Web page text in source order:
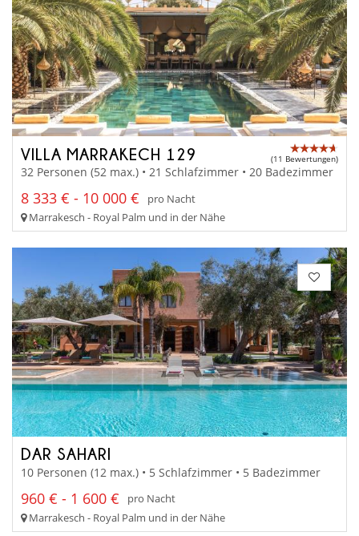
VILLA MARRAKECH 129 (11 Bewertungen)
32 Personen (52 max.) • 21 Schlafzimmer • 20 Badezimmer
8 333 € - 10 000 €
pro Nacht
Marrakesch - Royal Palm und in der Nähe
DAR SAHARI
10 Personen (12 max.) • 5 Schlafzimmer • 5 Badezimmer
960 € - 1 600 €
pro Nacht
Marrakesch - Royal Palm und in der Nähe